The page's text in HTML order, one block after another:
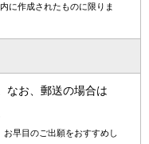
に作成されたものに限りま
なお、郵送の場合は
早目のご出願をおすすめし